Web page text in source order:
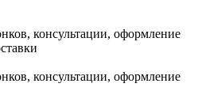
консультации, оформление
консультации, оформление